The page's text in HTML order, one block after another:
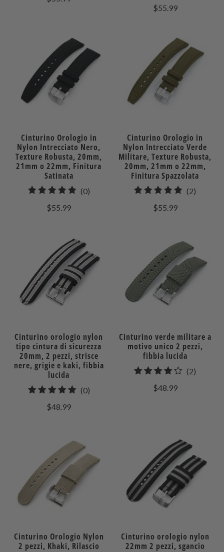
$55.99
Cinturino Orologio in
Nylon Intrecciato Nero,
Texture Robusta, 20mm,
21mm o 22mm, Finitura
Satinata
(0)0
$55.99
Cinturino Orologio in
Nylon Intrecciato Verde
Militare, Texture Robusta,
20mm, 21mm o 22mm,
Finitura Spazzolata
(2)
$55.99
Cinturino orologio nylon
tipo cintura di sicurezza
20mm, 2 pezzi, strisce
nere, grigie e kaki, fibbia
lucida
(0)0
$48.99
Cinturino verde militare a
motivo unico 2 pezzi,
fibbia lucida
(2)
$48.99
Cinturino Orologio Nylon
2 pezzi, Khaki, Rilascio
Cinturino orologio nylon
22mm 2 pezzi, sgancio